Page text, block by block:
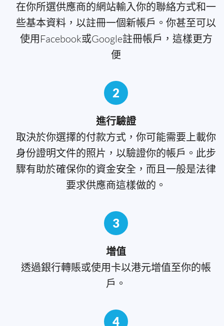
在你所選供應商的網站輸入你的聯絡方式和一
些基本資料，以註冊一個新帳戶。你甚至可以
使用Facebook或Google註冊帳戶，這樣更方
便
2
進行驗證
取決於你選擇的付款方式，你可能需要上載你
身份證明文件的照片，以驗證你的帳戶。此步
驟有助於確保你的資金安全，而且一般是法律
要求供應商這樣做的。
3
增值
透過銀行轉賬或使用卡以港元增值至你的帳
戶。
4